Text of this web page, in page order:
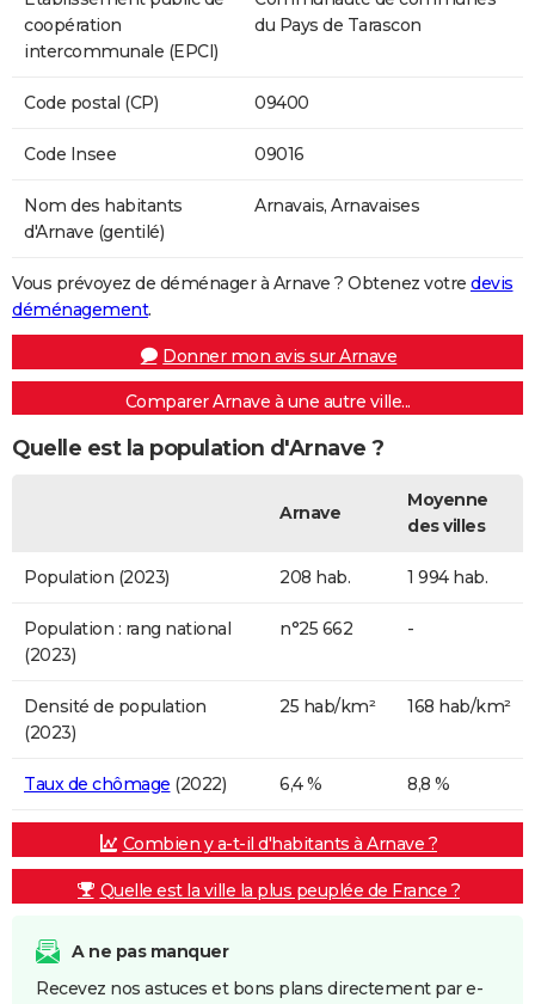
coopération
intercommunale (EPCI)
du Pays de Tarascon
Code postal (CP) 09400
Code Insee 09016
Nom des habitants
d'Arnave (gentilé)
Arnavais, Arnavaises
Vous prévoyez de déménager à Arnave ? Obtenez votre devis
déménagement.
Donner mon avis sur Arnave
Comparer Arnave à une autre ville...
Quelle est la population d'Arnave ?
Arnave
Moyenne
des villes
Population (2023) 208 hab. 1 994 hab.
Population : rang national
(2023)
n°25 662 -
Densité de population
(2023)
25 hab/km² 168 hab/km²
Taux de chômage (2022) 6,4 % 8,8 %
Combien y a-t-il d'habitants à Arnave ?
Quelle est la ville la plus peuplée de France ?
A ne pas manquer
Recevez nos astuces et bons plans directement par e-